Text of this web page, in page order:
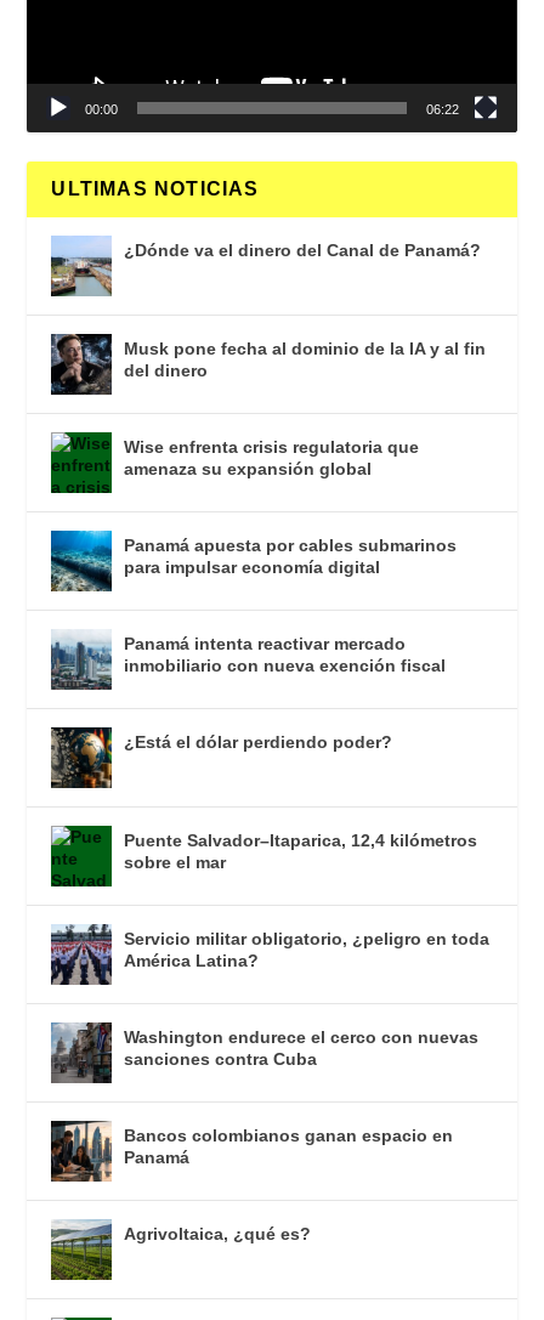
00:00 06:22
ULTIMAS NOTICIAS
¿Dónde va el dinero del Canal de Panamá?
Musk pone fecha al dominio de la IA y al fin
del dinero
Wise enfrenta crisis regulatoria que
amenaza su expansión global
Panamá apuesta por cables submarinos
para impulsar economía digital
Panamá intenta reactivar mercado
inmobiliario con nueva exención fiscal
¿Está el dólar perdiendo poder?
Puente Salvador–Itaparica, 12,4 kilómetros
sobre el mar
Servicio militar obligatorio, ¿peligro en toda
América Latina?
Washington endurece el cerco con nuevas
sanciones contra Cuba
Bancos colombianos ganan espacio en
Panamá
Agrivoltaica, ¿qué es?